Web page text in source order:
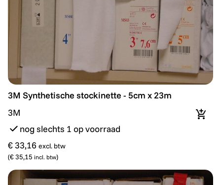
3M Synthetische stockinette - 5cm x 23m
3M Synthetische stockinette - 5cm x 23m
3M
nog slechts 1 op voorraad
€ 33,16 excl. btw
(€ 35,15 incl. btw)
In